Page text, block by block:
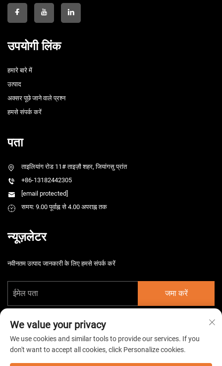
उपयोगी लिंक
हमारे बारे में
उत्पाद
अक्सर पूछे जाने वाले प्रश्न
हमसे संपर्क करें
पता
ताइलियांग रोड 11# ताइज़ौ शहर, जियांगसु प्रांत
+86-13182442305
[email protected]
समय: 9.00 पूर्वाह्न से 4.00 अपराह्न तक
न्यूज़लेटर
नवीनतम उत्पाद जानकारी के लिए हमसे संपर्क करें
जमा करें
We value your privacy
We use cookies and similar tools to provide our services. If you
don't want to accept all cookies, click Personalize cookies.